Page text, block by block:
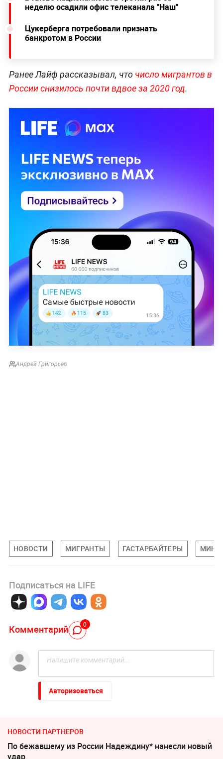
неделю осадили офис телеканала "Наш"
Цукерберга потребовали признать
банкротом в России
Ранее Лайф рассказывал, что число мигрантов в
России снизилось почти вдвое за 2020 год.
Андрей Григорьев
НОВОСТИ МИГРАНТЫ ГАСТАРБАЙТЕРЫ
Подписаться на LIFE
Комментарий 0
Авторизоваться
НОВОСТИ ПАРТНЕРОВ
По бежавшему из России Надеждину* нанесли новый
удар